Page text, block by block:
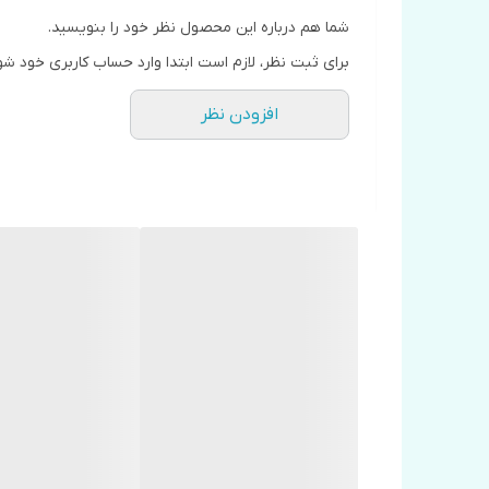
شما هم درباره این محصول نظر خود را بنویسید.
برای ثبت نظر، لازم است ابتدا وارد حساب کاربری خود
افزودن نظر